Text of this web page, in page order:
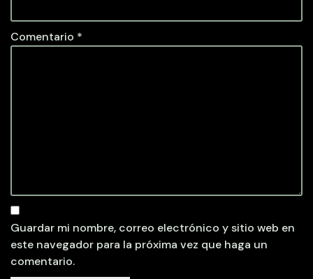
Comentario *
Guardar mi nombre, correo electrónico y sitio web en
este navegador para la próxima vez que haga un
comentario.